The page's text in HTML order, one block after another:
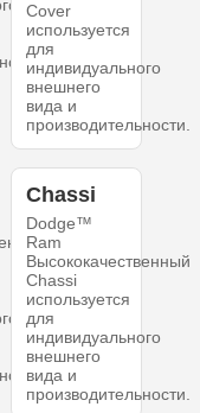
Cover
используется
для
индивидуального
внешнего
вида и
производительности.
Chassi
Dodge™
Ram
Высококачественный
Chassi
используется
для
индивидуального
внешнего
вида и
производительности.